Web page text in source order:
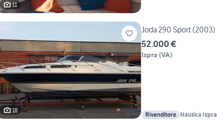
11
18
Joda 290 Sport (2003)
52.000 €
Ispra (VA)
Rivenditore Nautica Ispra